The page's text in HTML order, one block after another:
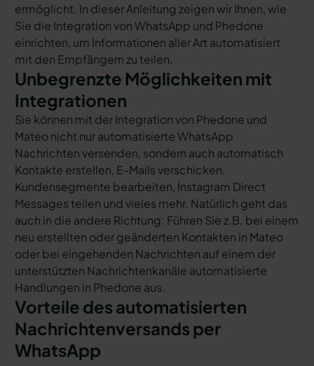
ermöglicht. In dieser Anleitung zeigen wir Ihnen, wie
Sie die Integration von WhatsApp und Phedone
einrichten, um Informationen aller Art automatisiert
mit den Empfängern zu teilen.
Unbegrenzte Möglichkeiten mit
Integrationen
Sie können mit der Integration von Phedone und
Mateo nicht nur automatisierte WhatsApp
Nachrichten versenden, sondern auch automatisch
Kontakte erstellen, E-Mails verschicken,
Kundensegmente bearbeiten, Instagram Direct
Messages teilen und vieles mehr. Natürlich geht das
auch in die andere Richtung: Führen Sie z.B. bei einem
neu erstellten oder geänderten Kontakten in Mateo
oder bei eingehenden Nachrichten auf einem der
unterstützten Nachrichtenkanäle automatisierte
Handlungen in Phedone aus.
Vorteile des automatisierten
Nachrichtenversands per
WhatsApp